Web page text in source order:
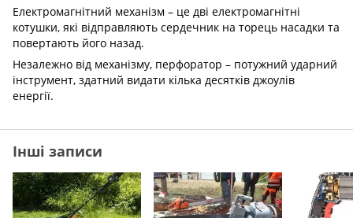
Електромагнітний механізм – це дві електромагнітні
котушки, які відправляють сердечник на торець насадки та
повертають його назад.
Незалежно від механізму, перфоратор – потужний ударний
інструмент, здатний видати кілька десятків джоулів
енергії.
Інші записи